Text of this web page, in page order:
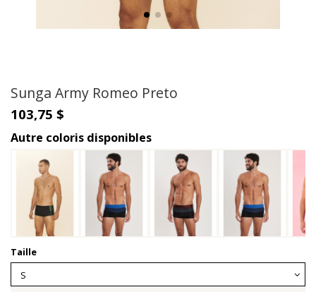
Sunga Army Romeo Preto
103,75 $
Autre coloris disponibles
Taille